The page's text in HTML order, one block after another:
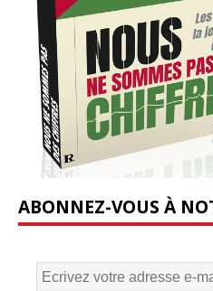
ABONNEZ-VOUS À